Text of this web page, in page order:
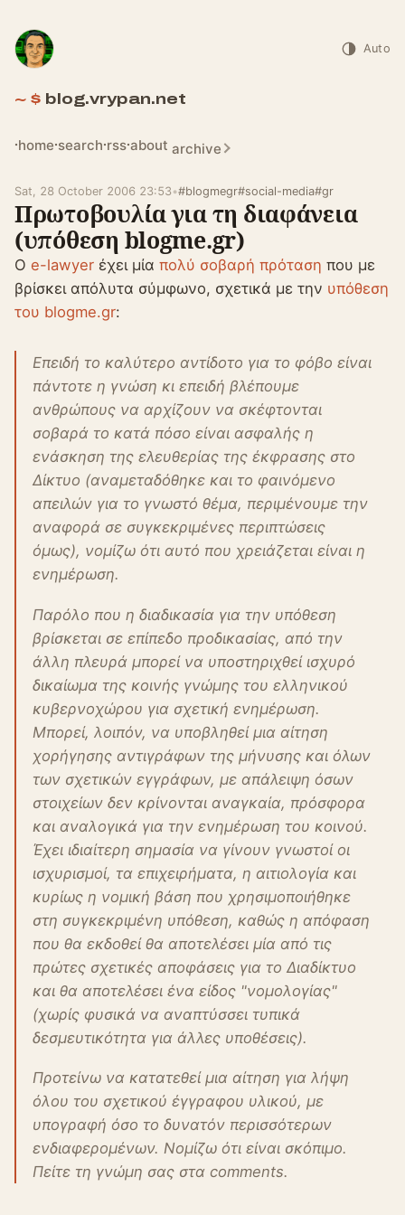
blog.vrypan.net
home search rss about archive
Auto
Sat, 28 October 2006 23:53•#blogmegr#social-media#gr
Πρωτοβουλία για τη διαφάνεια
(υπόθεση blogme.gr)
Ο e-lawyer έχει μία πολύ σοβαρή πρόταση που με
βρίσκει απόλυτα σύμφωνο, σχετικά με την υπόθεση
του blogme.gr:
Επειδή το καλύτερο αντίδοτο για το φόβο είναι
πάντοτε η γνώση κι επειδή βλέπουμε
ανθρώπους να αρχίζουν να σκέφτονται
σοβαρά το κατά πόσο είναι ασφαλής η
ενάσκηση της ελευθερίας της έκφρασης στο
Δίκτυο (αναμεταδόθηκε και το φαινόμενο
απειλών για το γνωστό θέμα, περιμένουμε την
αναφορά σε συγκεκριμένες περιπτώσεις
όμως), νομίζω ότι αυτό που χρειάζεται είναι η
ενημέρωση.
Παρόλο που η διαδικασία για την υπόθεση
βρίσκεται σε επίπεδο προδικασίας, από την
άλλη πλευρά μπορεί να υποστηριχθεί ισχυρό
δικαίωμα της κοινής γνώμης του ελληνικού
κυβερνοχώρου για σχετική ενημέρωση.
Μπορεί, λοιπόν, να υποβληθεί μια αίτηση
χορήγησης αντιγράφων της μήνυσης και όλων
των σχετικών εγγράφων, με απάλειψη όσων
στοιχείων δεν κρίνονται αναγκαία, πρόσφορα
και αναλογικά για την ενημέρωση του κοινού.
Έχει ιδιαίτερη σημασία να γίνουν γνωστοί οι
ισχυρισμοί, τα επιχειρήματα, η αιτιολογία και
κυρίως η νομική βάση που χρησιμοποιήθηκε
στη συγκεκριμένη υπόθεση, καθώς η απόφαση
που θα εκδοθεί θα αποτελέσει μία από τις
πρώτες σχετικές αποφάσεις για το Διαδίκτυο
και θα αποτελέσει ένα είδος "νομολογίας"
(χωρίς φυσικά να αναπτύσσει τυπικά
δεσμευτικότητα για άλλες υποθέσεις).
Προτείνω να κατατεθεί μια αίτηση για λήψη
όλου του σχετικού έγγραφου υλικού, με
υπογραφή όσο το δυνατόν περισσότερων
ενδιαφερομένων. Νομίζω ότι είναι σκόπιμο.
Πείτε τη γνώμη σας στα comments.